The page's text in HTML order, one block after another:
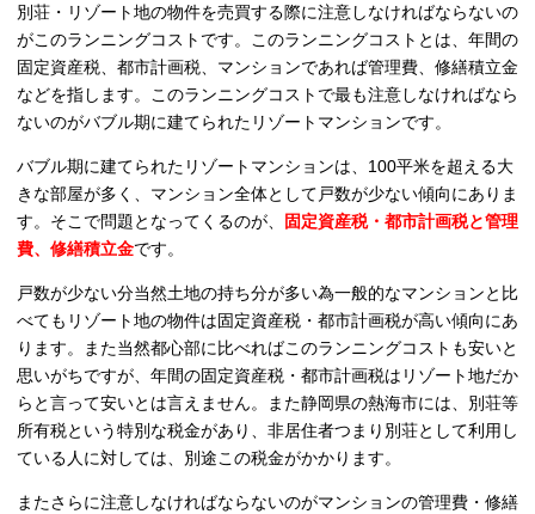
別荘・リゾート地の物件を売買する際に注意しなければならないの
がこのランニングコストです。このランニングコストとは、年間の
固定資産税、都市計画税、マンションであれば管理費、修繕積立金
などを指します。このランニングコストで最も注意しなければなら
ないのがバブル期に建てられたリゾートマンションです。
バブル期に建てられたリゾートマンションは、100平米を超える大
きな部屋が多く、マンション全体として戸数が少ない傾向にありま
す。そこで問題となってくるのが、
固定資産税・都市計画税と管理
費、修繕積立金です。
戸数が少ない分当然土地の持ち分が多い為一般的なマンションと比
べてもリゾート地の物件は固定資産税・都市計画税が高い傾向にあ
ります。また当然都心部に比べればこのランニングコストも安いと
思いがちですが、年間の固定資産税・都市計画税はリゾート地だか
らと言って安いとは言えません。また静岡県の熱海市には、別荘等
所有税という特別な税金があり、非居住者つまり別荘として利用し
ている人に対しては、別途この税金がかかります。
またさらに注意しなければならないのがマンションの管理費・修繕